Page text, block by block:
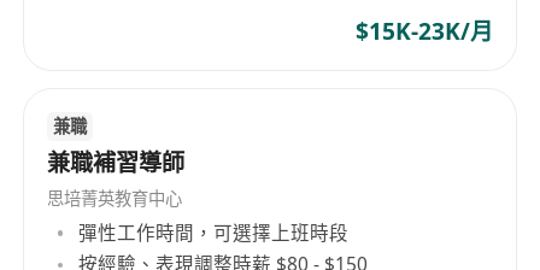
$15K-23K/月
兼職
兼職補習導師
思培菁英教育中心
彈性工作時間，可選擇上班時段
按經驗、表現調整時薪 $80 - $150